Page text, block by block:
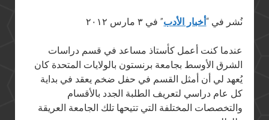
نُشر في “أخبار الأدب” في ٣ مارس ٢٠١٢
عندما كنت أعمل كأستاذ مساعد في قسم دراسات
الشرق الأوسط بجامعة برنستون بالولايات المتحدة كان
يُعهد لي أن أمثل القسم في حفل ضخم يعقد في بداية
كل عام دراسي لتعريف الطلبة الجدد بالأقسام
والتخصصات المختلفة التي تتيحها تلك الجامعة العريقة